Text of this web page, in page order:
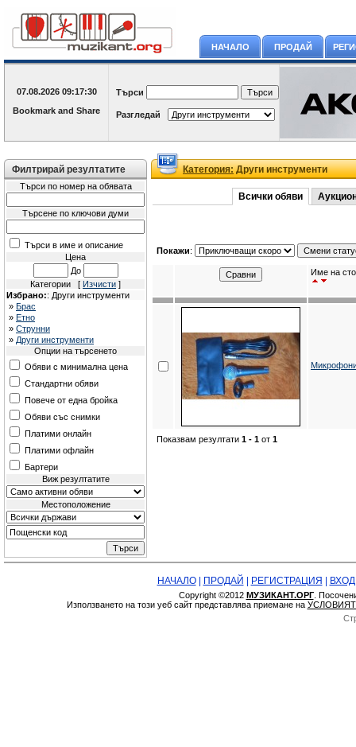
НАЧАЛО ПРОДАЙ
07.08.2026 09:17:30 Търси
Разгледай
Филтрирай резултатите
Търси по номер на обявата
Търсене по ключови думи
Търси в име и описание
Цена
До
Категории [ Изчисти ]
Избрано:: Други инструменти
» Брас
» Етно
» Струнни
» Други инструменти
Опции на търсенето
Обяви с минимална цена
Стандартни обяви
Повече от една бройка
Обяви със снимки
Платими онлайн
Платими офлайн
Бартери
Виж резултатите
Местоположение
Категория:Други инструменти
Всички обяви
Покажи:
Име на
Показвам резултати 1 - 1 от 1
НАЧАЛО| ПРОДАЙ РЕГИСТРАЦИЯ ВХОД
Copyright ©2012 МУЗИКАНТ.ОРГ.
Използването на този уеб сайт представлява приемане на